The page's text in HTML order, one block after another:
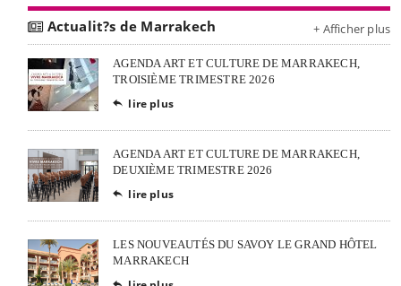
Actualit?s de Marrakech + Afficher plus
AGENDA ART ET CULTURE DE MARRAKECH,
TROISIÈME TRIMESTRE 2026
 lire plus
AGENDA ART ET CULTURE DE MARRAKECH,
DEUXIÈME TRIMESTRE 2026
 lire plus
LES NOUVEAUTÉS DU SAVOY LE GRAND HÔTEL
MARRAKECH